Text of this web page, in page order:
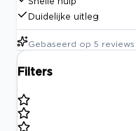
Duidelijke uitleg
Gebaseerd op 5 reviews
Filters